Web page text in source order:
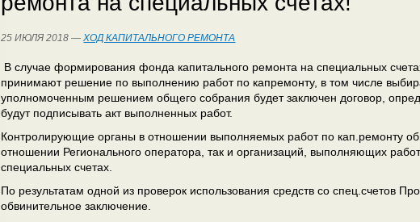
25 ИЮЛЯ 2018 —ХОД КАПИТАЛЬНОГО РЕМОНТА
В случае формирования фонда капитального ремонта на специальных
принимают решение по выполнению работ по капремонту, в том числе
уполномоченным решением общего собрания будет заключен договор,
будут подписывать акт выполненных работ.
Контролирующие органы в отношении выполняемых работ по кап.ремонту
отношении Регионального оператора, так и организаций, выполняющих
специальных счетах.
По результатам одной из проверок использования средств со спец.счетов
обвинительное заключение.